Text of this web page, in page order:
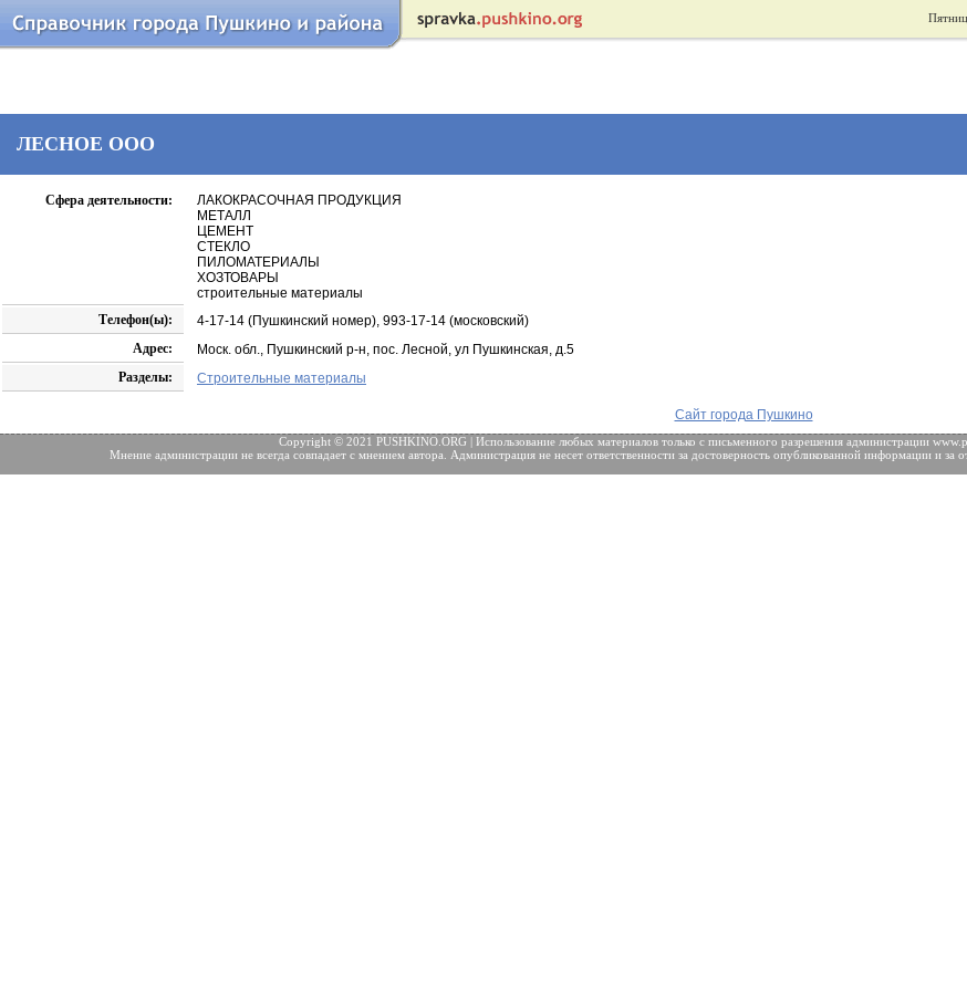
ЛЕСНОЕ ООО
Сфера деятельности:
ЛАКОКРАСОЧНАЯ ПРОДУКЦИЯ
МЕТАЛЛ
ЦЕМЕНТ
СТЕКЛО
ПИЛОМАТЕРИАЛЫ
ХОЗТОВАРЫ
строительные материалы
Телефон(ы):
4-17-14 (Пушкинский номер), 993-17-14 (московский)
Адрес:
Моск. обл., Пушкинский р-н, пос. Лесной, ул Пушкинская, д.5
Разделы:
Строительные материалы
Сайт города Пушкино
Copyright © 2021 PUSHKINO.ORG | Использование любых материалов только с письменного разрешения администрации
Мнение администрации не всегда совпадает с мнением автора. Администрация не несет ответственности за достоверность опубликованной информации и за